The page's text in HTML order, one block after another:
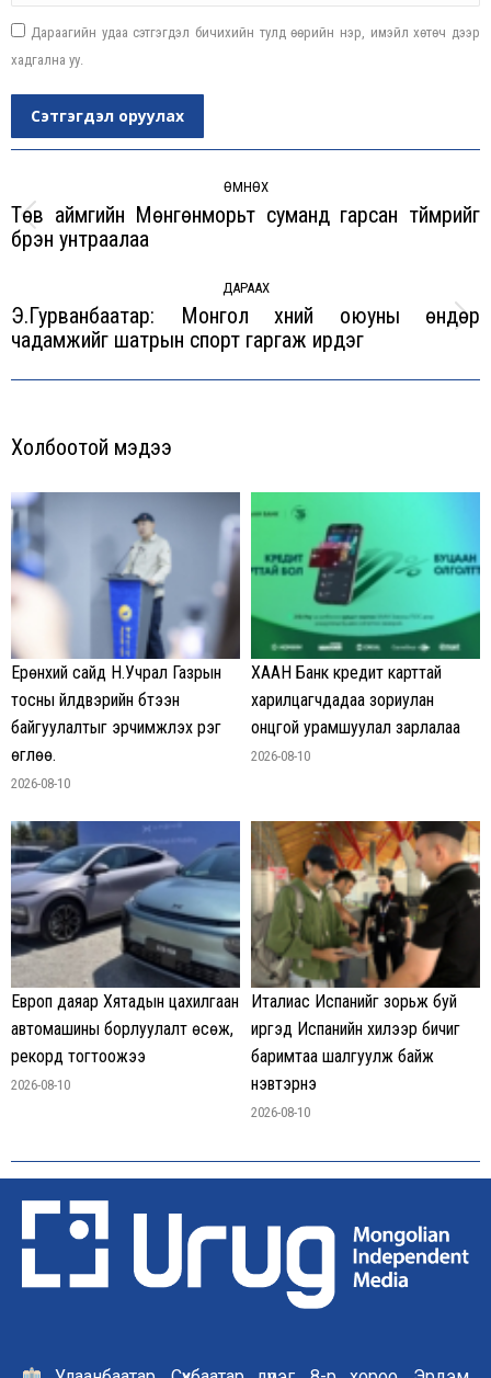
Дараагийн удаа сэтгэгдэл бичихийн тулд өөрийн нэр, имэйл хөтөч дээр
хадгална уу.
Сэтгэгдэл оруулах
ӨМНӨХ
Previous
Төв аймгийн Мөнгөнморьт суманд гарсан түймрийг
бүрэн унтраалаа
ДАРААХ
Next
post:
Э.Гурванбаатар: Монгол хүний оюуны өндөр
чадамжийг шатрын спорт гаргаж ирдэг
Холбоотой мэдээ
Ерөнхий сайд Н.Учрал Газрын
тосны үйлдвэрийн бүтээн
байгуулалтыг эрчимжүүлэх үүрэг
өглөө.
2026-08-10
ХААН Банк кредит карттай
харилцагчдадаа зориулан
онцгой урамшуулал зарлалаа
2026-08-10
Европ даяар Хятадын цахилгаан
автомашины борлуулалт өсөж,
рекорд тогтоожээ
2026-08-10
Италиас Испанийг зорьж буй
иргэд Испанийн хилээр бичиг
баримтаа шалгуулж байж
нэвтэрнэ
2026-08-10